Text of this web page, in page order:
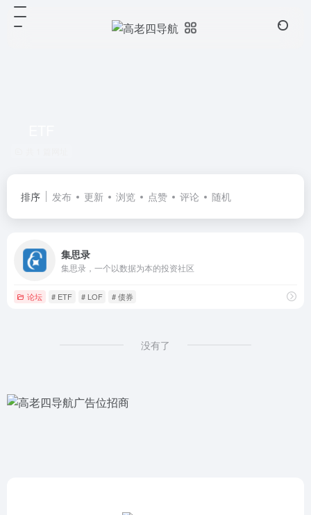
排序 发布 更新 浏览 点赞 评论 随机
集思录
集思录，一个以数据为本的投资社区
论坛 # ETF # LOF # 债券
没有了